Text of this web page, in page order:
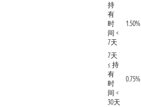
持
有
时
间 <
7天
1.50%
7天
≤ 持
有
时
间 <
30天
0.75%